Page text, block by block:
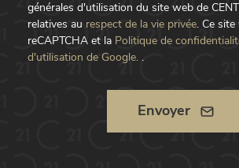
générales d'utilisation du site web de
relatives au respect de la vie privée. Ce
reCAPTCHA et la Politique de
d'utilisation de Google. .
Envoyer